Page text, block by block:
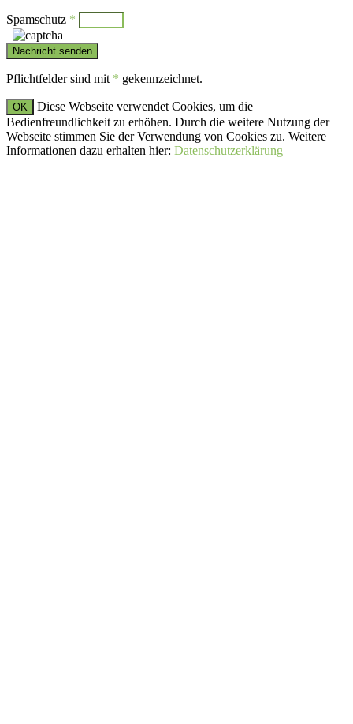
Spamschutz *
Pflichtfelder sind mit * gekennzeichnet.
OK
Diese Webseite verwendet Cookies, um die
Bedienfreundlichkeit zu erhöhen. Durch die weitere Nutzung der
Webseite stimmen Sie der Verwendung von Cookies zu. Weitere
Informationen dazu erhalten hier: Datenschutzerklärung